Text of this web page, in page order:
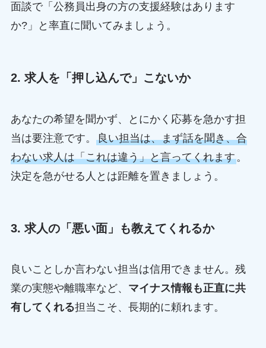
面談で「公務員出身の方の支援経験はあります
か?」と率直に聞いてみましょう。
2. 求人を「押し込んで」こないか
あなたの希望を聞かず、とにかく応募を急かす担
当は要注意です。 良い担当は、まず話を聞き、合
わない求人は「これは違う」と言ってくれます。
決定を急がせる人とは距離を置きましょう。
3. 求人の「悪い面」も教えてくれるか
良いことしか言わない担当は信用できません。残
業の実態や離職率など、 マイナス情報も正直に共
有してくれる担当こそ、長期的に頼れます。